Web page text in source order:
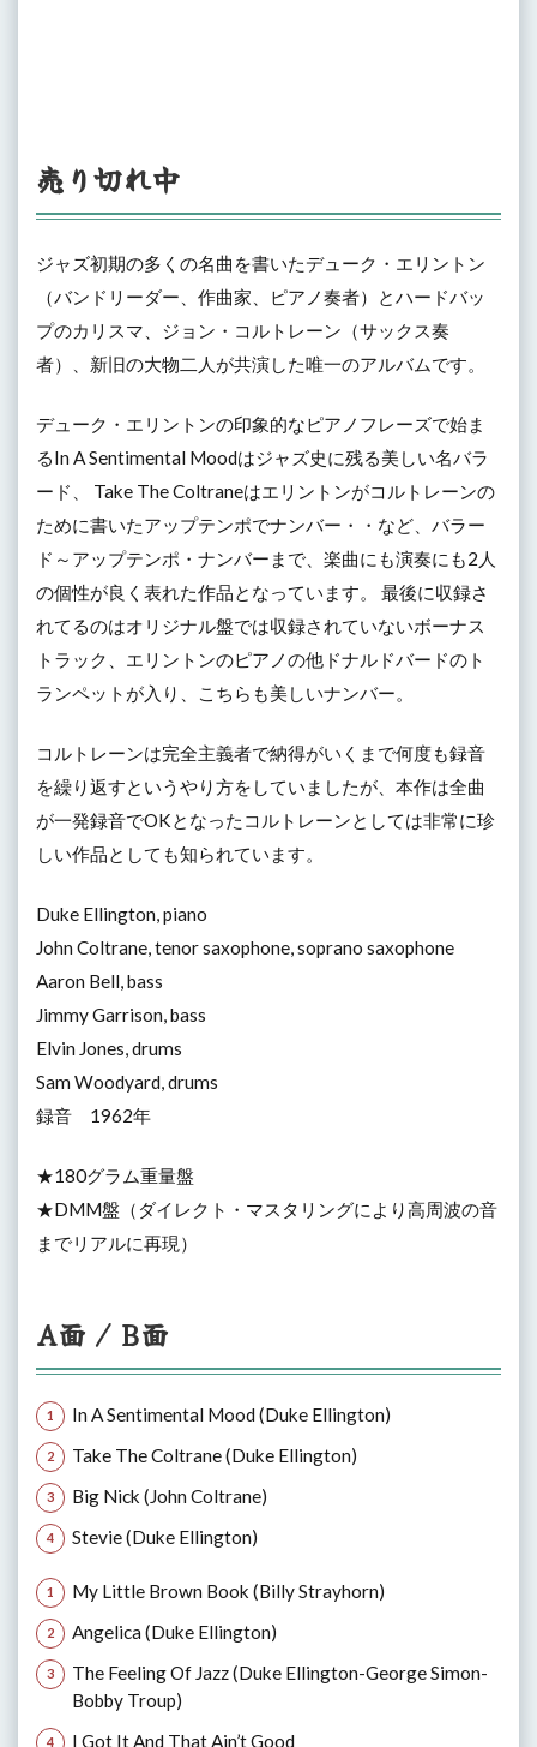
売り切れ中
ジャズ初期の多くの名曲を書いたデューク・エリントン
（バンドリーダー、作曲家、ピアノ奏者）とハードバッ
プのカリスマ、ジョン・コルトレーン（サックス奏
者）、新旧の大物二人が共演した唯一のアルバムです。
デューク・エリントンの印象的なピアノフレーズで始ま
るIn A Sentimental Moodはジャズ史に残る美しい名バラ
ード、 Take The Coltraneはエリントンがコルトレーンの
ために書いたアップテンポでナンバー・・など、バラー
ド～アップテンポ・ナンバーまで、楽曲にも演奏にも2人
の個性が良く表れた作品となっています。 最後に収録さ
れてるのはオリジナル盤では収録されていないボーナス
トラック、エリントンのピアノの他ドナルドバードのト
ランペットが入り、こちらも美しいナンバー。
コルトレーンは完全主義者で納得がいくまで何度も録音
を繰り返すというやり方をしていましたが、本作は全曲
が一発録音でOKとなったコルトレーンとしては非常に珍
しい作品としても知られています。
Duke Ellington, piano
John Coltrane, tenor saxophone, soprano saxophone
Aaron Bell, bass
Jimmy Garrison, bass
Elvin Jones, drums
Sam Woodyard, drums
録音 1962年
★180グラム重量盤
★DMM盤（ダイレクト・マスタリングにより高周波の音
までリアルに再現）
A面 / B面
In A Sentimental Mood (Duke Ellington)
Take The Coltrane (Duke Ellington)
Big Nick (John Coltrane)
Stevie (Duke Ellington)
My Little Brown Book (Billy Strayhorn)
Angelica (Duke Ellington)
The Feeling Of Jazz (Duke Ellington-George Simon-
Bobby Troup)
I Got It And That Ain’t Good